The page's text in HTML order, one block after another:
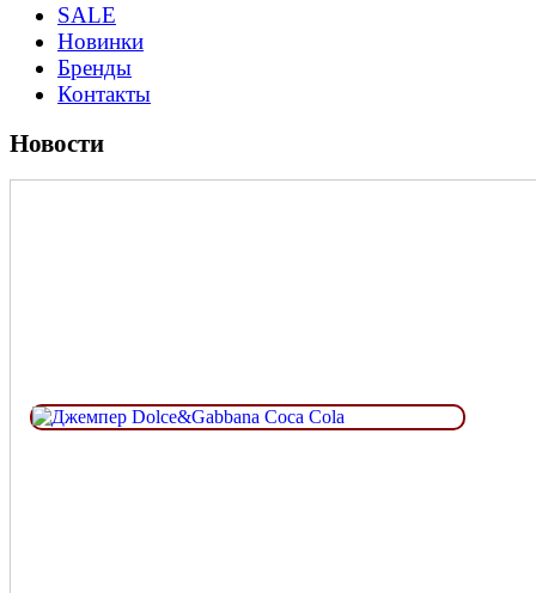
SALE
Новинки
Бренды
Контакты
Новости